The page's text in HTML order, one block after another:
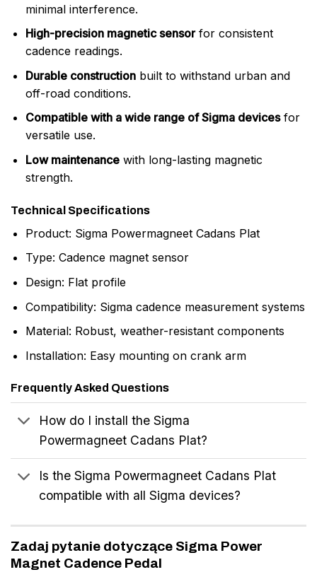
minimal interference.
High-precision magnetic sensorfor consistent
cadence readings.
Durable constructionbuilt to withstand urban and
off-road conditions.
Compatible with a wide range of Sigma devicesfor
versatile use.
Low maintenancewith long-lasting magnetic
strength.
Technical Specifications
Product: Sigma Powermagneet Cadans Plat
Type: Cadence magnet sensor
Design: Flat profile
Compatibility: Sigma cadence measurement systems
Material: Robust, weather-resistant components
Installation: Easy mounting on crank arm
Frequently Asked Questions
How do I install the Sigma
Powermagneet Cadans Plat?
Is the Sigma Powermagneet Cadans Plat
compatible with all Sigma devices?
Zadaj pytanie dotyczące Sigma Power
Magnet Cadence Pedal